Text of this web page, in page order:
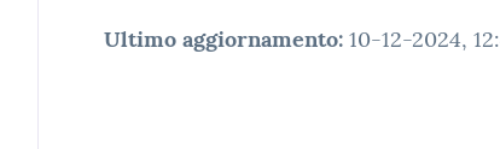
Ultimo aggiornamento: 10-12-2024,